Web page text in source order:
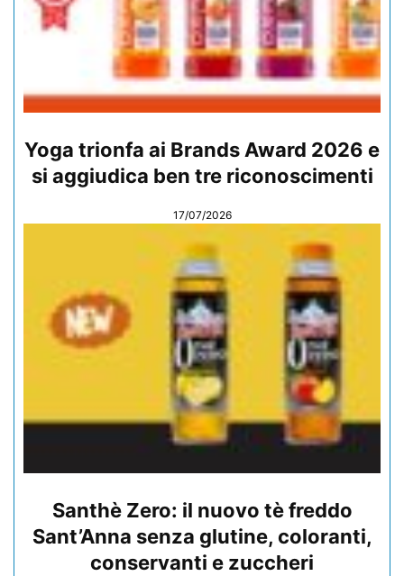
Yoga trionfa ai Brands Award 2026 e
si aggiudica ben tre riconoscimenti
17/07/2026
Santhè Zero: il nuovo tè freddo
Sant’Anna senza glutine, coloranti,
conservanti e zuccheri